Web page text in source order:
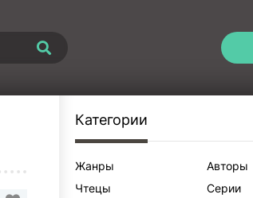
Категории
Жанры
Авторы
Чтецы
Серии